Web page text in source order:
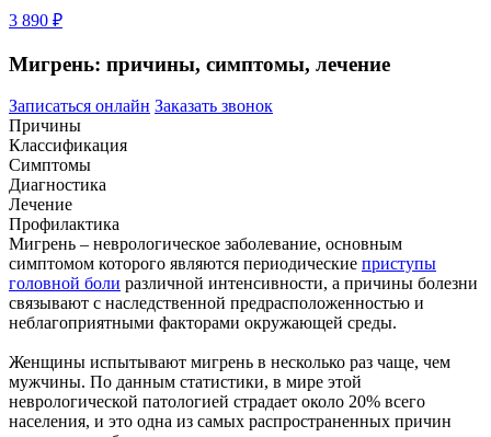
3 890 ₽
Мигрень: причины, симптомы, лечение
Записаться онлайн Заказать звонок
Причины
Классификация
Симптомы
Диагностика
Лечение
Профилактика
Мигрень – неврологическое заболевание, основным
симптомом которого являются периодические приступы
головной боли различной интенсивности, а причины болезни
связывают с наследственной предрасположенностью и
неблагоприятными факторами окружающей среды.
Женщины испытывают мигрень в несколько раз чаще, чем
мужчины. По данным статистики, в мире этой
неврологической патологией страдает около 20% всего
населения, и это одна из самых распространенных причин